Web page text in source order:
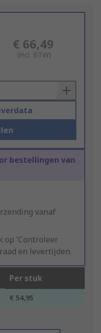
€ 66,49
(incl. BTW)
bestellingen van
vanaf
op 'Controleer
en levertijden.
Per stuk
€ 54,95